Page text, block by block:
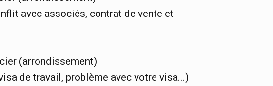
avec associés, contrat de vente et
(arrondissement)
de travail, problème avec votre visa...)